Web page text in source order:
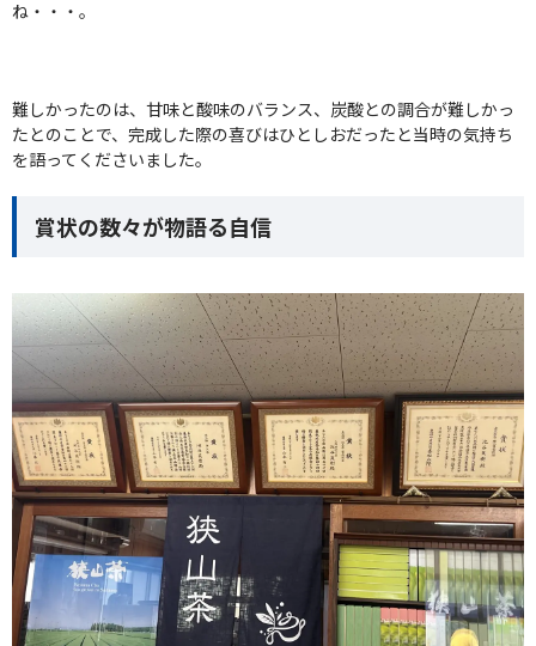
ね・・・。
難しかったのは、甘味と酸味のバランス、炭酸との調合が難しかっ
たとのことで、完成した際の喜びはひとしおだったと当時の気持ち
を語ってくださいました。
賞状の数々が物語る自信